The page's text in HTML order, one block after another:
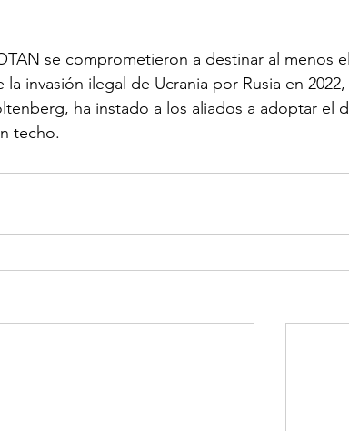
se comprometieron a destinar al menos
invasión ilegal de Ucrania por Rusia en
ha instado a los aliados a adoptar el
techo.